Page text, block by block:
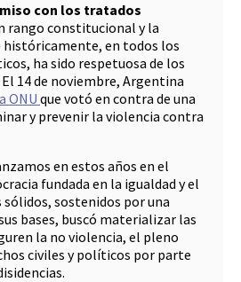
con los tratados
rango constitucional y la
en todos los
ha sido respetuosa de los
14 de noviembre, Argentina
ONU que votó en contra de una
y prevenir la violencia contra
en estos años en el
fundada en la igualdad y el
sólidos, sostenidos por una
bases, buscó materializar las
la no violencia, el pleno
civiles y políticos por parte